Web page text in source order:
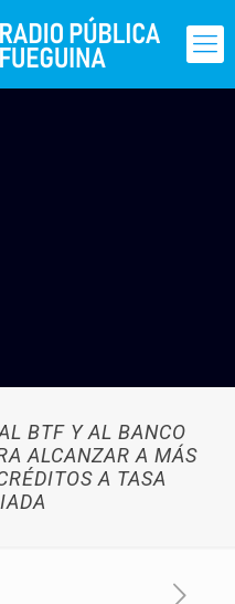
BTF Y AL BANCO
ALCANZAR A MÁS
A TASA